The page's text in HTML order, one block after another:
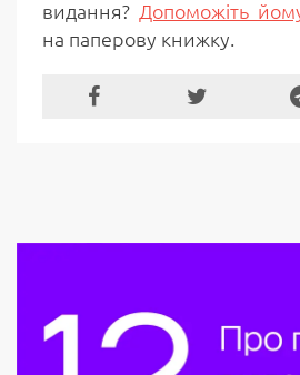
видання? Допоможіть
на паперову книжку.